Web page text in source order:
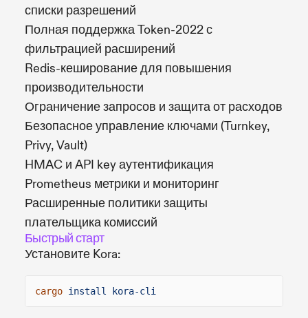
списки разрешений
Полная поддержка Token-2022 с
фильтрацией расширений
Redis-кеширование для повышения
производительности
Ограничение запросов и защита от расходов
Безопасное управление ключами (Turnkey,
Privy, Vault)
HMAC и API key аутентификация
Prometheus метрики и мониторинг
Расширенные политики защиты
плательщика комиссий
Быстрый старт
Установите Kora:
cargo install kora-cli